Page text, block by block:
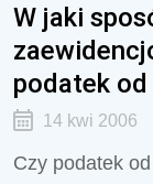
W jaki
podatek
14 kwi 2006
Czy podatek